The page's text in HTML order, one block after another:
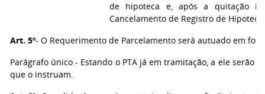
de hipoteca e, após a quitação
Cancelamento de Registro de
Art. 5º- O Requerimento de Parcelamento será autuado em
Parágrafo único - Estando o PTA já em tramitação, a ele
que o instruam.